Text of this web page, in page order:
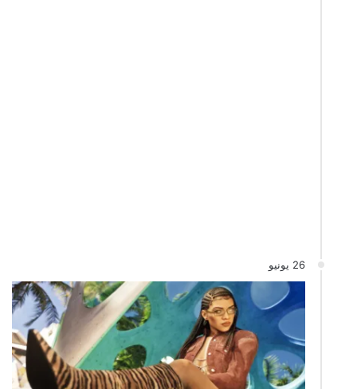
26 يونيو